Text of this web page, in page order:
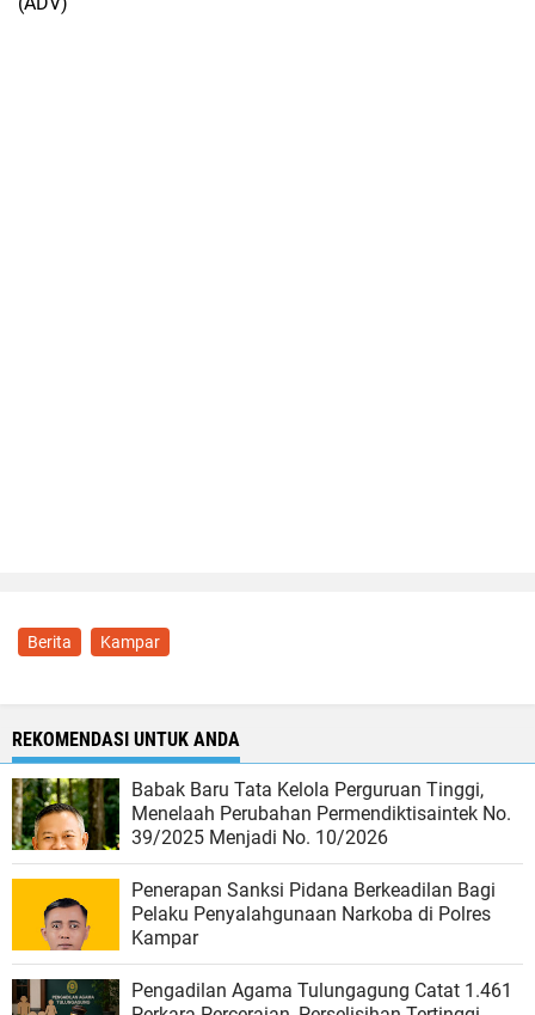
Berita Kampar
REKOMENDASI UNTUK ANDA
Babak Baru Tata Kelola Perguruan Tinggi,
Menelaah Perubahan Permendiktisaintek No.
39/2025 Menjadi No. 10/2026
Penerapan Sanksi Pidana Berkeadilan Bagi
Pelaku Penyalahgunaan Narkoba di Polres
Kampar
Pengadilan Agama Tulungagung Catat 1.461